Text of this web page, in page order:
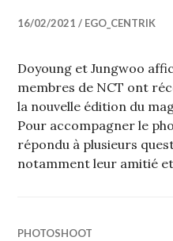
16/02/2021 EGO_CENTRIK
Doyoung et Jungwoo
membres de NCT ont
la nouvelle édition du
Pour accompagner le
répondu à plusieurs
notamment leur amitié
PHOTOSHOOT